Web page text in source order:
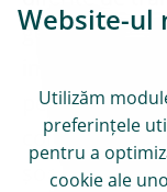
geopolitice,
implementa
pentru a
consolida
șocuri.
Website-ul
Utilizăm
preferințele
pentru a
cookie ale